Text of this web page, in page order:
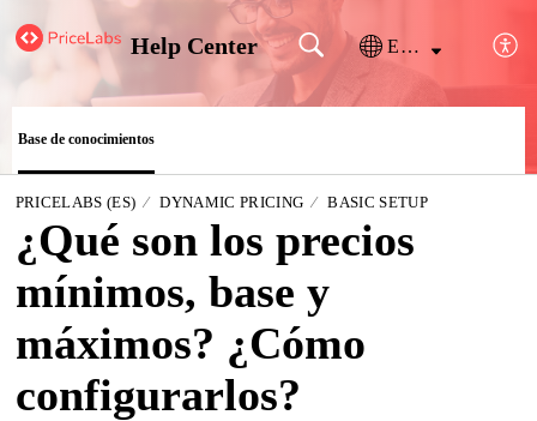
Help Center Español (España)
Base de conocimientos
PRICELABS (ES) DYNAMIC PRICING BASIC SETUP
¿Qué son los precios
mínimos, base y
máximos? ¿Cómo
configurarlos?